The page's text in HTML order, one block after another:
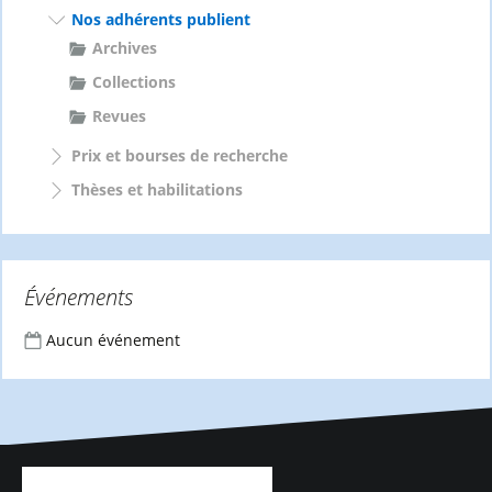
Nos adhérents publient
Archives
Collections
Revues
Prix et bourses de recherche
Thèses et habilitations
Événements
Aucun événement